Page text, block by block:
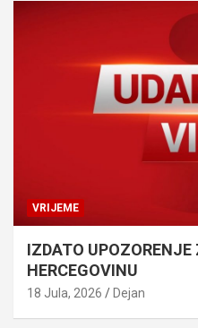
VRIJEME
IZDATO UPOZORENJE
HERCEGOVINU
18 Jula, 2026 Dejan